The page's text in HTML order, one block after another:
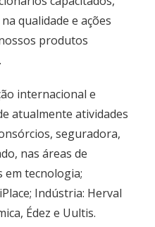
qualidade e ações
produtos
internacional e
atualmente atividades
seguradora,
nas áreas de
em tecnologia;
Indústria: Herval
Édez e Uultis.